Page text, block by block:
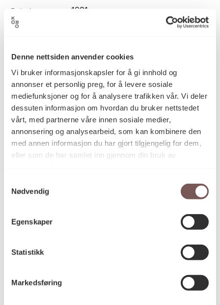
Denne nettsiden anvender cookies
Vi bruker informasjonskapsler for å gi innhold og
annonser et personlig preg, for å levere sosiale
mediefunksjoner og for å analysere trafikken vår. Vi deler
dessuten informasjon om hvordan du bruker nettstedet
vårt, med partnerne våre innen sosiale medier,
annonsering og analysearbeid, som kan kombinere den
med annen informasjon du har gjort tilgjengelig for dem,
eller som de har samlet inn gjennom din bruk av
Nødvendig
Egenskaper
Statistikk
Markedsføring
Datering 1981
Grafikk
Teknikk og
materiale
Linoleumsnitt på papir
Reference